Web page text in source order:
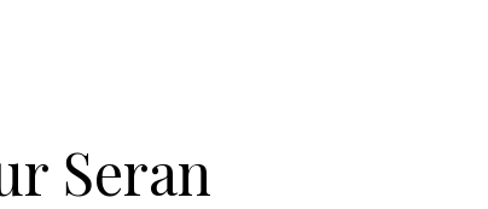
Seran